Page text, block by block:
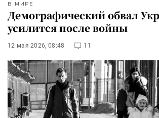
В МИРЕ
Демографический обвал
усилится после войны
12 мая 2026, 08:48 11